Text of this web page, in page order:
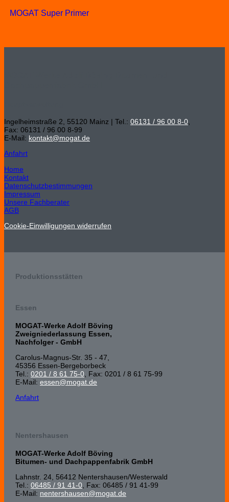
MOGAT Super Primer
Ingelheimstraße 2, 55120 Mainz | Tel.: 06131 / 96 00 8-0,
Fax: 06131 / 96 00 8-99
E-Mail: kontakt@mogat.de
Anfahrt
Home
Kontakt
Datenschutzbestimmungen
Impressum
Unsere Fachberater
AGB
Cookie-Einwilligungen widerrufen
Produktionsstätten
Essen
MOGAT-Werke Adolf Böving
Zweigniederlassung Essen,
Nachfolger - GmbH
Carolus-Magnus-Str. 35 - 47,
45356 Essen-Bergeborbeck
Tel.: 0201 / 8 61 75-0 , Fax: 0201 / 8 61 75-99
E-Mail: essen@mogat.de
Anfahrt
Nentershausen
MOGAT-Werke Adolf Böving
Bitumen- und Dachpappenfabrik GmbH
Lahnstr. 24, 56412 Nenters­hausen/Wester­wald
Tel.: 06485 / 91 41-0 , Fax: 06485 / 91 41-99
E-Mail: nentershausen@mogat.de